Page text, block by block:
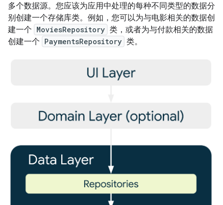
多个数据源。您应该为应用中处理的每种不同类型的数据分
别创建一个存储库类。例如，您可以为与电影相关的数据创
建一个 MoviesRepository 类，或者为与付款相关的数据
创建一个 PaymentsRepository 类。